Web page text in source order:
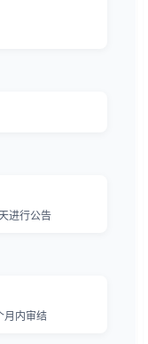
进行公告
月内审结